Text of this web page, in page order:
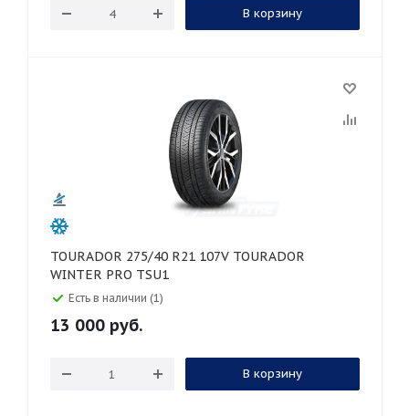
В корзину
TOURADOR 275/40 R21 107V TOURADOR
WINTER PRO TSU1
Есть в наличии (1)
13 000 руб.
В корзину